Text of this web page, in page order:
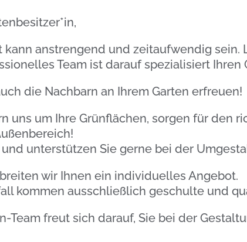
kann anstrengend und zeitaufwendig sein.
Team ist darauf spezialisiert Ihren
die Nachbarn an Ihrem Garten erfreuen!
uns um Ihre Grünflächen, sorgen für den
unterstützen Sie gerne bei der
wir Ihnen ein individuelles Angebot.
kommen ausschließlich geschulte und
Team freut sich darauf, Sie bei der